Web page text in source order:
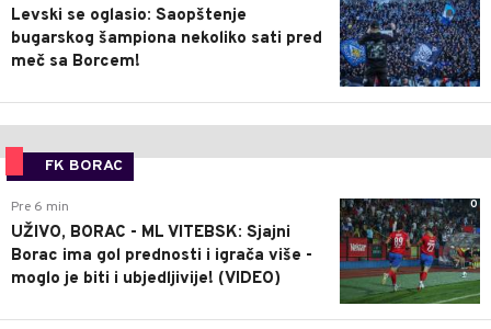
Levski se oglasio: Saopštenje
bugarskog šampiona nekoliko sati pred
meč sa Borcem!
FK BORAC
0
Pre 6 min
UŽIVO, BORAC - ML VITEBSK: Sjajni
Borac ima gol prednosti i igrača više -
moglo je biti i ubjedljivije! (VIDEO)